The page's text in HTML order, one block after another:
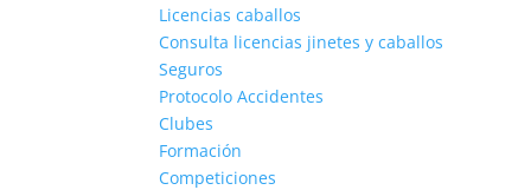
Licencias caballos
Consulta licencias jinetes y caballos
Seguros
Protocolo Accidentes
Clubes
Formación
Competiciones